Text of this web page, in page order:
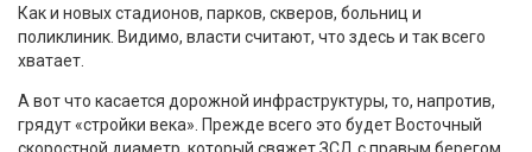
Как и новых стадионов, парков, скверов, больниц и
поликлиник. Видимо, власти считают, что здесь и так всего
хватает.
А вот что касается дорожной инфраструктуры, то, напротив,
грядут «стройки века». Прежде всего это будет Восточный
скоростной диаметр, который свяжет ЗСД с правым берегом